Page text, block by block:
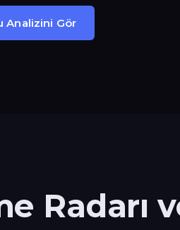
Analizini Gör
Radarı